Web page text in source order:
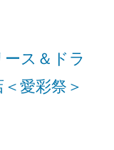
ス＆ドラ
愛彩祭＞